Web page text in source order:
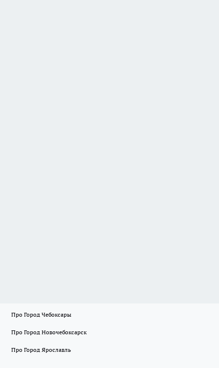
Про Город Чебоксары
Про Город Новочебоксарск
Про Город Ярославль